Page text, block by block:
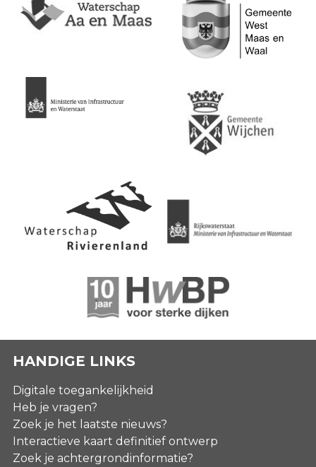
HANDIGE LINKS
Digitale toegankelijkheid
Heb je vragen?
Zoek je het laatste nieuws?
Interactieve kaart definitief ontwerp
Zoek je achtergrondinformatie?